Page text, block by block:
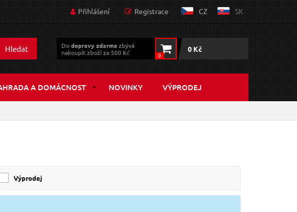
Přihlášení Registrace CZ SK
Hledat Dodopravy zdarma zbývá
nakoupit zboží za 500 Kč
0
0 Kč
A DOMÁCNOST NOVINKY VÝPRODEJ
Výprodej